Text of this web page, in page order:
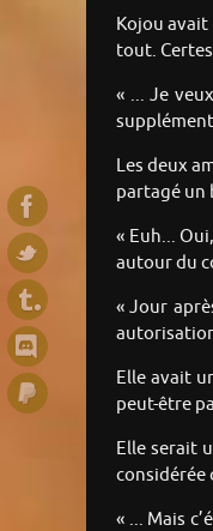
Kojou
tout.
« ... Je
Les deux
partagé un
« Euh...
autour du
« Jour
Elle avait
peut-être
Elle serait
considérée
« ... Mais